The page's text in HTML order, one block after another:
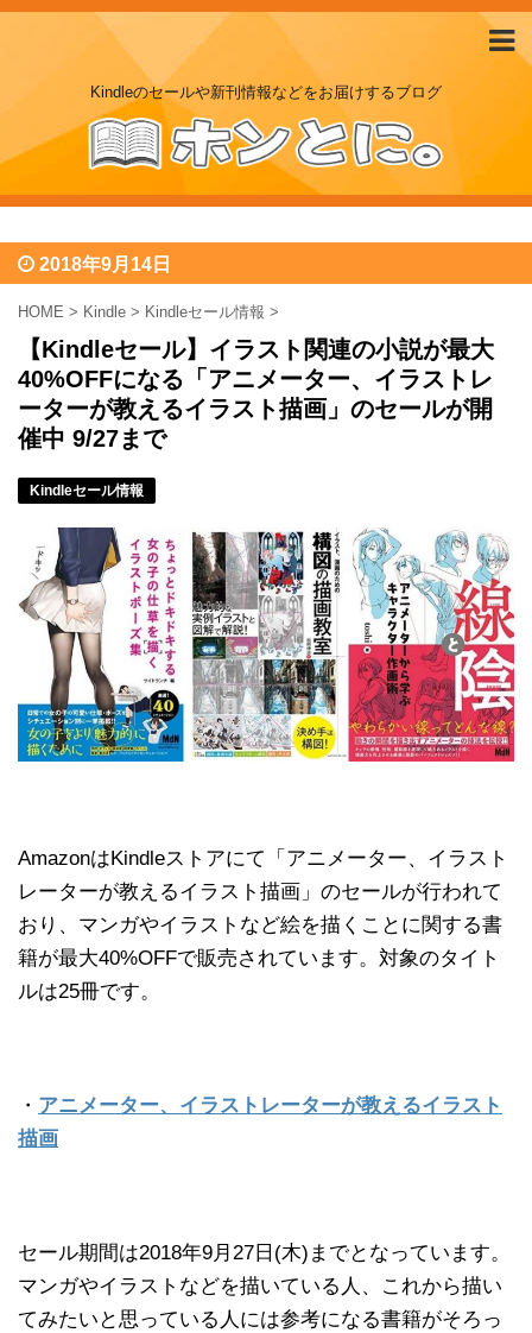
Kindleのセールや新刊情報などをお届けするブログ
2018年9月14日
HOME > Kindle > Kindleセール情報 >
【Kindleセール】イラスト関連の小説が最大
40%OFFになる「アニメーター、イラストレ
ーターが教えるイラスト描画」のセールが開
催中 9/27まで
Kindleセール情報
AmazonはKindleストアにて「アニメーター、イラスト
レーターが教えるイラスト描画」のセールが行われて
おり、マンガやイラストなど絵を描くことに関する書
籍が最大40%OFFで販売されています。対象のタイト
ルは25冊です。
・ アニメーター、イラストレーターが教えるイラスト
描画
セール期間は2018年9月27日(木)までとなっています。
マンガやイラストなどを描いている人、これから描い
てみたいと思っている人には参考になる書籍がそろっ